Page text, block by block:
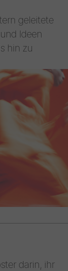
geleitete
Ideen
hin zu
darin, ihr